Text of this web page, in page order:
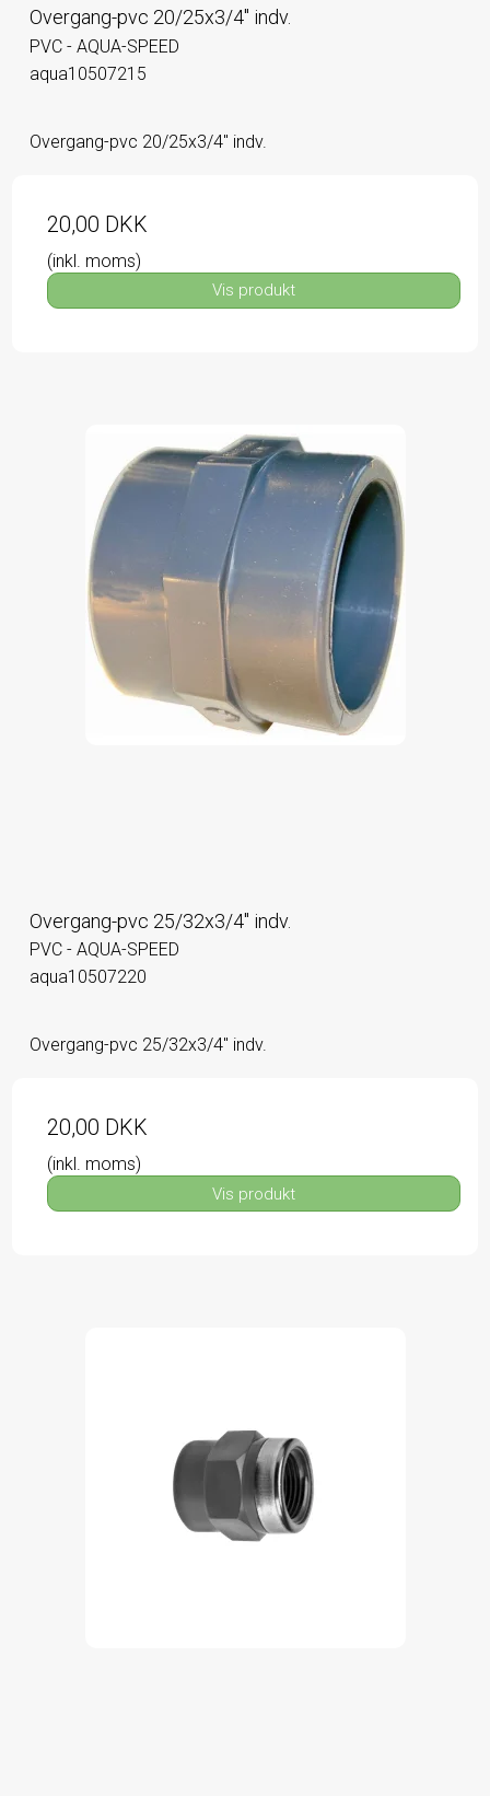
Overgang-pvc 20/25x3/4" indv.
PVC - AQUA-SPEED
aqua10507215
Overgang-pvc 20/25x3/4" indv.
20,00 DKK
(inkl. moms)
Vis produkt
Overgang-pvc 25/32x3/4" indv.
PVC - AQUA-SPEED
aqua10507220
Overgang-pvc 25/32x3/4" indv.
20,00 DKK
(inkl. moms)
Vis produkt